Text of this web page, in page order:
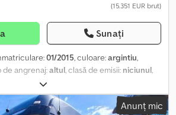
(15.351 EUR brut)
Sunați
01/2015, culoare:argintiu,
de angrenaj:altul, clasă de emisii: niciunul,
spațiului de încărcare:
7.220 mm, lățimea spațiului de încărcare:
de încărcare:2.050 mm, , (DE),Anunț mic